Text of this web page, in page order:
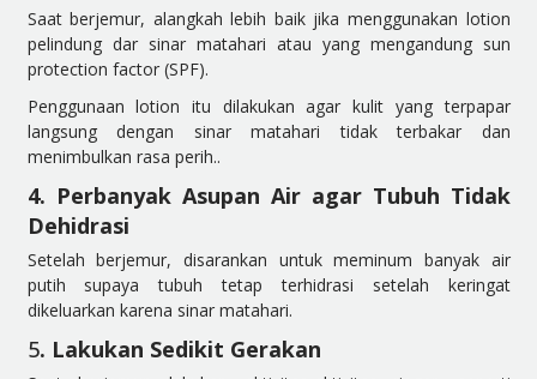
Saat berjemur, alangkah lebih baik jika menggunakan lotion
pelindung dar sinar matahari atau yang mengandung sun
protection factor (SPF).
Penggunaan lotion itu dilakukan agar kulit yang terpapar
langsung dengan sinar matahari tidak terbakar dan
menimbulkan rasa perih..
4. Perbanyak Asupan Air agar Tubuh Tidak
Dehidrasi
Setelah berjemur, disarankan untuk meminum banyak air
putih supaya tubuh tetap terhidrasi setelah keringat
dikeluarkan karena sinar matahari.
5. Lakukan Sedikit Gerakan